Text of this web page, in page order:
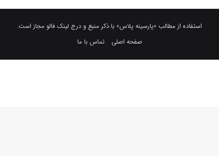
استفاده از مطالب «پارسینه پلاس» با ذکر منبع و درج لینک فالو مجاز است.
صفحه اصلی
تماس با ما